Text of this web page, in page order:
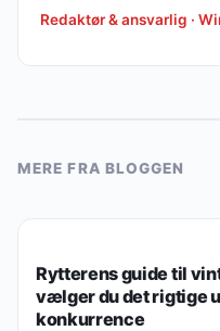
Redaktør & ansvarlig ·
MERE FRA BLOGGEN
Rytterens guide til
vælger du det rigtige
konkurrence